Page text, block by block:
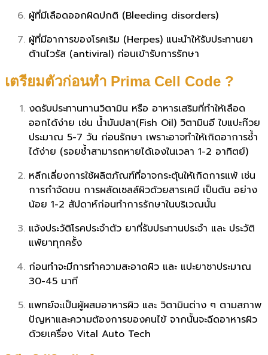
ผู้ที่มีเลือดออกผิดปกติ (Bleeding disorders)
ผู้ที่มีอาการของโรคเริม (Herpes) แนะนำให้รับประทานยา
ต้านไวรัส (antiviral) ก่อนเข้ารับการรักษา
เตรียมตัวก่อนทำ Prima Cell Code ?
งดรับประทานทานวิตามิน หรือ อาหารเสริมที่ทำให้เลือด
ออกได้ง่าย เช่น น้ำมันปลา(Fish Oil) วิตามินอี ใบแปะก๊วย
ประมาณ 5-7 วัน ก่อนรักษา เพราะอาจทำให้เกิดอาการช้ำ
ได้ง่าย (รอยช้ำสามารถหายได้เองในเวลา 1-2 อาทิตย์)
หลีกเลี่ยงการใช้ผลิตภัณฑ์ที่อาจกระตุ้นให้เกิดการแพ้ เช่น
การกำจัดขน การผลัดเซลล์ผิวด้วยสารเคมี เป็นต้น อย่าง
น้อย 1-2 สัปดาห์ก่อนทำการรักษาในบริเวณนั้น
แจ้งประวัติโรคประจำตัว ยาที่รับประทานประจำ และ ประวัติ
แพ้ยาทุกครั้ง
ก่อนทำจะมีการทำความสะอาดผิว และ แปะยาชาประมาณ
30-45 นาที
แพทย์จะเป็นผู้ผสมอาหารผิว และ วิตามินต่าง ๆ ตามสภาพ
ปัญหาและความต้องการของคนไข้ จากนั้นจะฉีดอาหารผิว
ด้วยเครื่อง Vital Auto Tech